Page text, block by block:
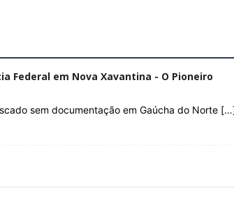
Federal em Nova Xavantina - O Pioneiro
sem documentação em Gaúcha do Norte